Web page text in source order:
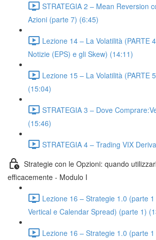
STRATEGIA 2 – Mean Reversion
Azioni (parte 7) (6:45)
Lezione 14 – La Volatilità (PARTE
Notizie (EPS) e gli Skew) (14:11)
Lezione 15 – La Volatilità (PARTE
(15:04)
STRATEGIA 3 – Dove
(15:46)
STRATEGIA 4 – Trading VIX
Strategie con le Opzioni: quando
efficacemente - Modulo I
Lezione 16 – Strategie 1.0 (parte
Vertical e Calendar Spread) (parte 1)
Lezione 16 – Strategie 1.0 (parte